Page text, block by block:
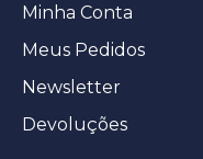
Minha Conta
Meus Pedidos
Newsletter
Devoluções